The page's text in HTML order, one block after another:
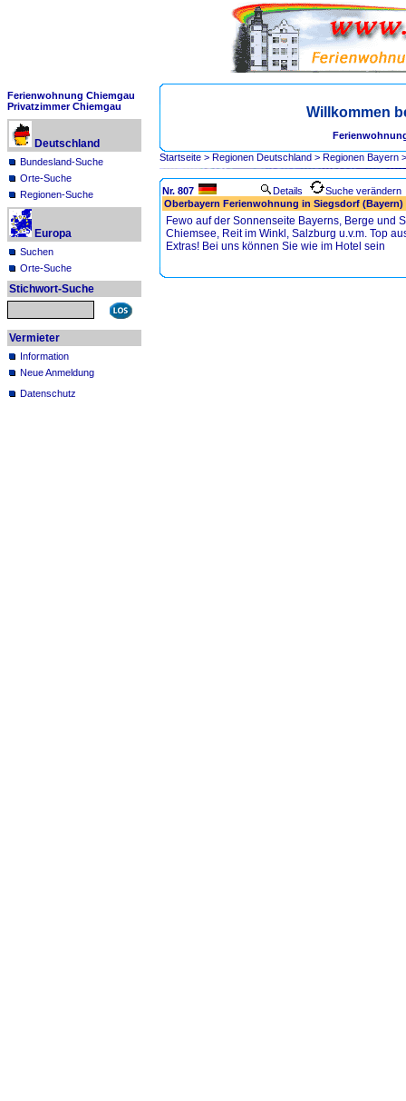
Ferienwohnung Chiemgau
Privatzimmer Chiemgau
Deutschland
Bundesland-Suche
Orte-Suche
Regionen-Suche
Europa
Suchen
Orte-Suche
Stichwort-Suche
Vermieter
Information
Neue Anmeldung
Datenschutz
Willkommen
Startseite > Regionen Deutschland > Regionen Bayern
Nr. 807 Details
Suche verändern
Oberbayern Ferienwohnung in Siegsdorf (Bayern)
Fewo auf der Sonnenseite Bayerns, Berge und
Chiemsee, Reit im Winkl, Salzburg u.v.m. Top
Extras! Bei uns können Sie wie im Hotel sein